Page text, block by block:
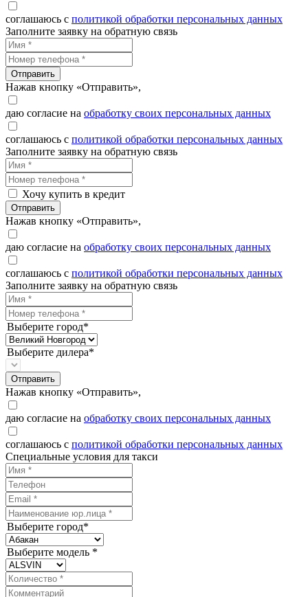
соглашаюсь с политикой обработки персональных данных
Заполните заявку на обратную связь
Отправить
Нажав кнопку «Отправить»,
даю согласие на обработку своих персональных данных
соглашаюсь с политикой обработки персональных данных
Заполните заявку на обратную связь
Хочу купить в кредит
Отправить
Нажав кнопку «Отправить»,
даю согласие на обработку своих персональных данных
соглашаюсь с политикой обработки персональных данных
Заполните заявку на обратную связь
Выберите город*
Выберите дилера*
Отправить
Нажав кнопку «Отправить»,
даю согласие на обработку своих персональных данных
соглашаюсь с политикой обработки персональных данных
Специальные условия для такси
Выберите город*
Выберите модель *